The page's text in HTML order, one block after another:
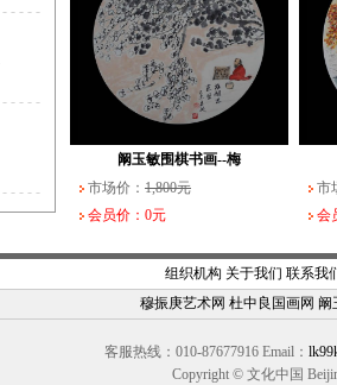
武长家书法作品（一）
10,000元
会员价：0元
阚玉敏围棋书画--纹
1,800元
会员价：0元
阚玉敏围棋书画--梅
市场价： 1,800元
会员价：0元
市
会
组织机构 关于我们 联系我
穆振庚艺术网 杜中良国画网 阚
客服热线：010-87677916 Email：
Copyright © 文化中国